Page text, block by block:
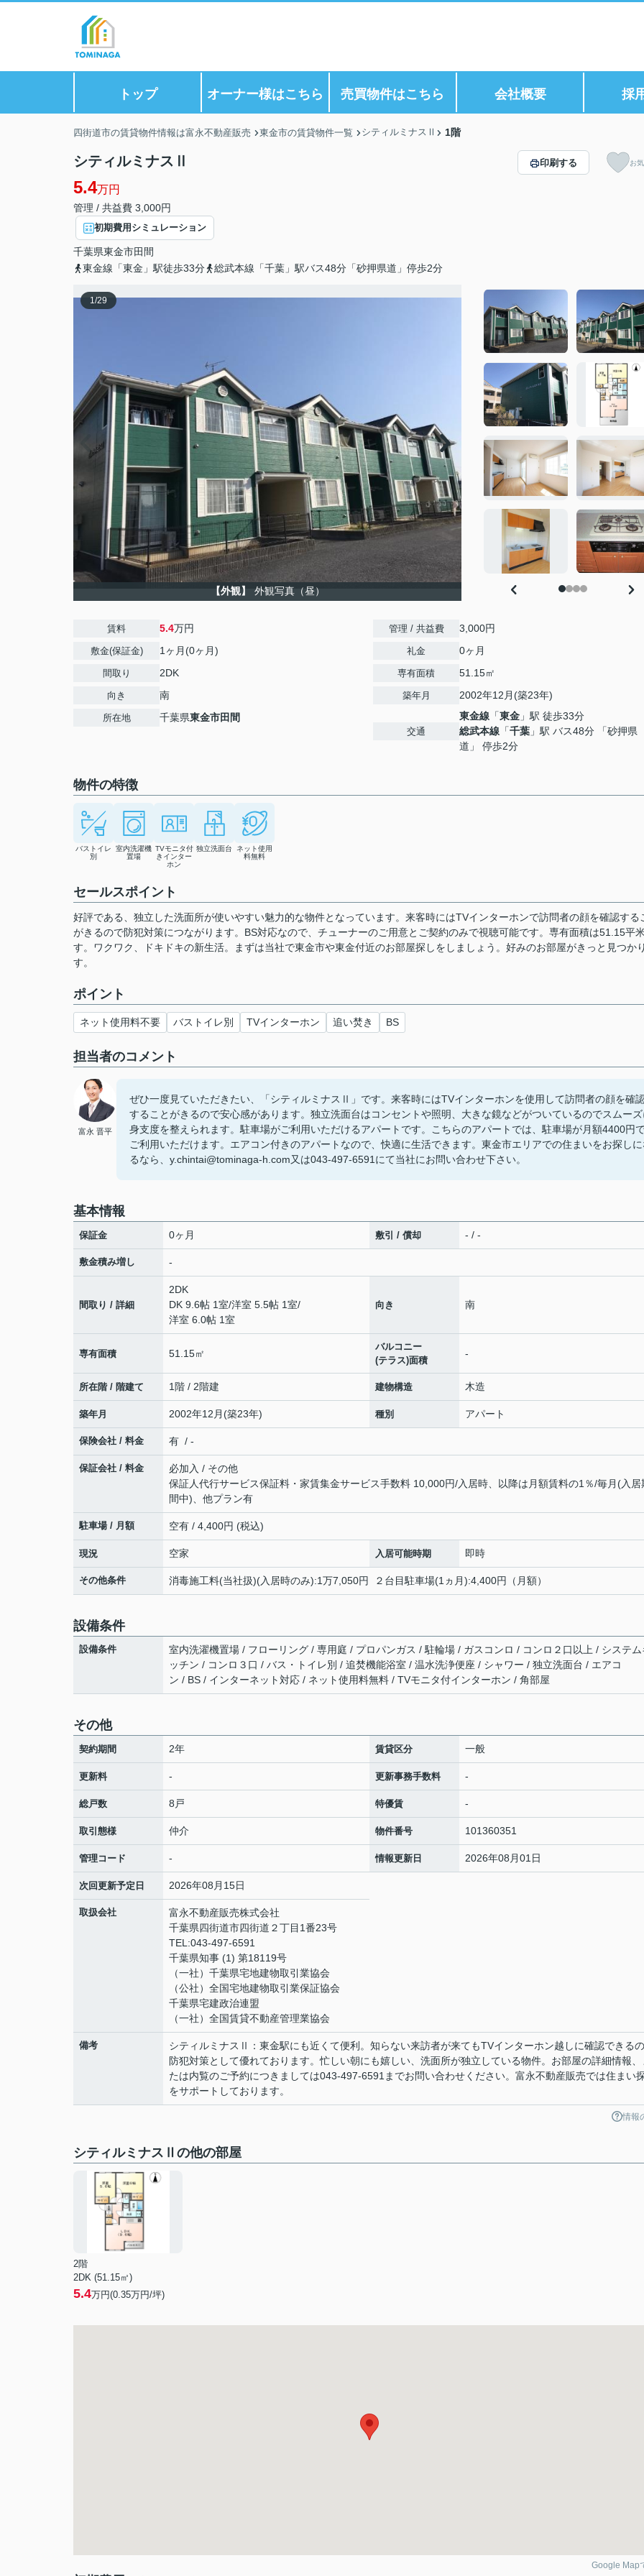
トップ オーナー様はこちら 売買物件はこちら 会社概要 採
四街道市の賃貸物件情報は富永不動産販売 東金市の賃貸物件一覧 シティルミナスⅡ 1階
シティルミナスⅡ
5.4万円
管理 / 共益費 3,000円
初期費用シミュレーション
千葉県東金市田間
東金線「東金」駅徒歩33分
総武本線「千葉」駅バス48分「砂押県道」停歩2分
印刷する お
1/29
【外観】 外観写真（昼）
賃料 5.4万円
敷金(保証金) 1ヶ月(0ヶ月)
間取り 2DK
向き 南
所在地 千葉県東金市田間
管理 / 共益費 3,000円
礼金 0ヶ月
専有面積 51.15㎡
築年月 2002年12月(築23年)
交通
東金線 「東金 」駅 徒歩33分
総武本線 「千葉 」駅 バス48分 「砂押県
道」 停歩2分
物件の特徴
バストイレ
別
室内洗濯機
置場
TVモニタ付
きインター
ホン
独立洗面台
ネット使用
料無料
セールスポイント
好評である、独立した洗面所が使いやすい魅力的な物件となっています。来客時にはTVインターホンで訪問者の顔を確認する
がきるので防犯対策につながります。BS対応なので、チューナーのご用意とご契約のみで視聴可能です。専有面積は51.15平
す。ワクワク、ドキドキの新生活。まずは当社で東金市や東金付近のお部屋探しをしましょう。好みのお部屋がきっと見つか
す。
ポイント
ネット使用料不要 バストイレ別 TVインターホン 追い焚き BS
担当者のコメント
富永 晋平
ぜひ一度見ていただきたい、「シティルミナスⅡ」です。来客時にはTVインターホンを使用して訪問者の顔を確
することがきるので安心感があります。独立洗面台はコンセントや照明、大きな鏡などがついているのでスムー
身支度を整えられます。駐車場がご利用いただけるアパートです。こちらのアパートでは、駐車場が月額4400円
ご利用いただけます。エアコン付きのアパートなので、快適に生活できます。東金市エリアでの住まいをお探し
るなら、y.chintai@tominaga-h.com又は043-497-6591にて当社にお問い合わせ下さい。
基本情報
保証金 0ヶ月 敷引 / 償却 - / -
敷金積み増し -
間取り / 詳細
2DK
DK 9.6帖 1室/洋室 5.5帖 1室/
洋室 6.0帖 1室
向き 南
専有面積 51.15㎡
バルコニー
(テラス)面積
-
所在階 / 階建て 1階 / 2階建 建物構造 木造
築年月 2002年12月(築23年) 種別 アパート
保険会社 / 料金 有 / -
保証会社 / 料金
必加入 / その他
保証人代行サービス保証料・家賃集金サービス手数料 10,000円/入居時、以降は月額賃料の1％/毎月(入居
間中)、他プラン有
駐車場 / 月額 空有 / 4,400円 (税込)
現況 空家 入居可能時期 即時
その他条件 消毒施工料(当社扱)(入居時のみ):1万7,050円 ２台目駐車場(1ヵ月):4,400円（月額）
設備条件
設備条件
室内洗濯機置場 / フローリング / 専用庭 / プロパンガス / 駐輪場 / ガスコンロ / コンロ２口以上 / システム
ッチン / コンロ３口 / バス・トイレ別 / 追焚機能浴室 / 温水洗浄便座 / シャワー / 独立洗面台 / エアコ
ン / BS / インターネット対応 / ネット使用料無料 / TVモニタ付インターホン / 角部屋
その他
契約期間 2年 賃貸区分 一般
更新料 - 更新事務手数料 -
総戸数 8戸 特優賃 -
取引態様 仲介 物件番号 101360351
管理コード - 情報更新日 2026年08月01日
次回更新予定日 2026年08月15日
取扱会社
富永不動産販売株式会社
千葉県四街道市四街道２丁目1番23号
TEL:043-497-6591
千葉県知事 (1) 第18119号
（一社）千葉県宅地建物取引業協会
（公社）全国宅地建物取引業保証協会
千葉県宅建政治連盟
（一社）全国賃貸不動産管理業協会
備考
シティルミナスⅡ：東金駅にも近くて便利。知らない来訪者が来てもTVインターホン越しに確認できる
防犯対策として優れております。忙しい朝にも嬉しい、洗面所が独立している物件。お部屋の詳細情報、
たは内覧のご予約につきましては043-497-6591までお問い合わせください。富永不動産販売では住まい
をサポートしております。
情報
シティルミナスⅡの他の部屋
2階
2DK (51.15㎡)
5.4万円(0.35万円/坪)
Google Map